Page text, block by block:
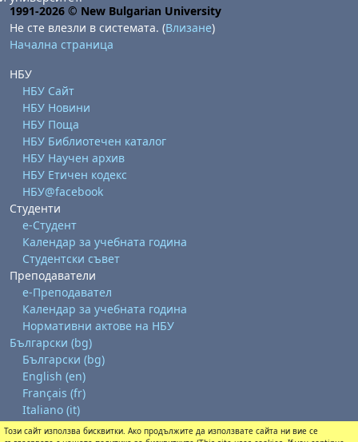
1991-2026 © New Bulgarian University
Не сте влезли в системата. (Влизане)
Начална страница
НБУ
НБУ Сайт
НБУ Новини
НБУ Поща
НБУ Библиотечен каталог
НБУ Научен архив
НБУ Етичен кодекс
НБУ@facebook
Студенти
е-Студент
Календар за учебната година
Студентски съвет
Преподаватели
е-Преподавател
Календар за учебната година
Нормативни актове на НБУ
Български ‎(bg)‎
Български ‎(bg)‎
English ‎(en)‎
Français ‎(fr)‎
Italiano ‎(it)‎
Изтегляне на мобилно приложение
Този сайт използва бисквитки. Ако продължите да използвате сайта ни вие се